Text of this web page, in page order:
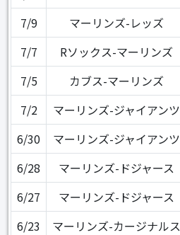
7/9
マーリンズ-レッズ
7/7
Rソックス-マーリンズ
7/5
カブス-マーリンズ
7/2
マーリンズ-ジャイアンツ
6/30
マーリンズ-ジャイアンツ
6/28
マーリンズ-ドジャース
6/27
マーリンズ-ドジャース
6/23
マーリンズ-カージナルス